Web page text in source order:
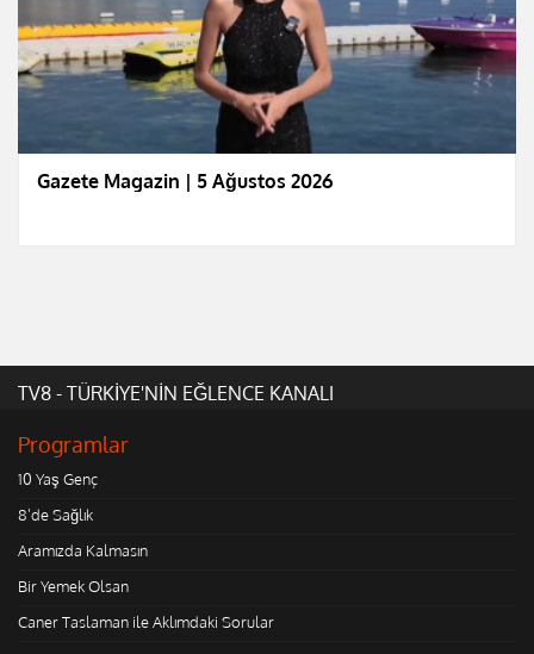
Gazete Magazin | 5 Ağustos 2026
TV8 - TÜRKİYE'NİN EĞLENCE KANALI
Programlar
10 Yaş Genç
8'de Sağlık
Aramızda Kalmasın
Bir Yemek Olsan
Caner Taslaman ile Aklımdaki Sorular